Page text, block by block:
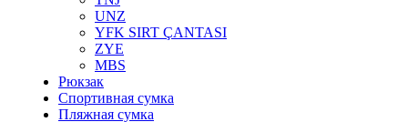
UNZ
YFK SIRT ÇANTASI
ZYE
MBS
Рюкзак
Спортивная сумка
Пляжная сумка